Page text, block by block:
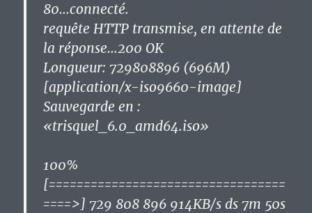
80…connecté.
requête HTTP transmise, en attente de
la réponse…200 OK
Longueur: 729808896 (696M)
[application/x-iso9660-image]
Sauvegarde en :
«trisquel_6.0_amd64.iso»
100%
[==================================
====>] 729 808 896 914KB/s ds 7m 50s